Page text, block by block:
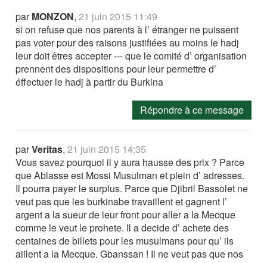
parMONZON,21 juin 2015 11:49
si on refuse que nos parents à l’ étranger ne puissent
pas voter pour des raisons justifiées au moins le hadj
leur doit êtres accepter --- que le comité d’ organisation
prennent des dispositions pour leur permettre d’
éffectuer le hadj à partir du Burkina
Répondre à ce message
parVeritas,21 juin 2015 14:35
Vous savez pourquoi il y aura hausse des prix ? Parce
que Ablasse est Mossi Musulman et plein d’ adresses.
Il pourra payer le surplus. Parce que Djibril Bassolet ne
veut pas que les burkinabe travaillent et gagnent l’
argent a la sueur de leur front pour aller a la Mecque
comme le veut le prohete. Il a decide d’ achete des
centaines de billets pour les musulmans pour qu’ ils
aillent a la Mecque. Gbanssan ! Il ne veut pas que nos